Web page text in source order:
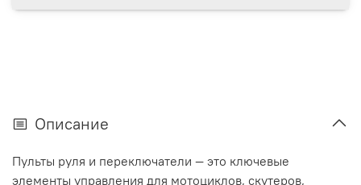
Описание
Пульты руля и переключатели — это ключевые
элементы управления для мотоциклов, скутеров,